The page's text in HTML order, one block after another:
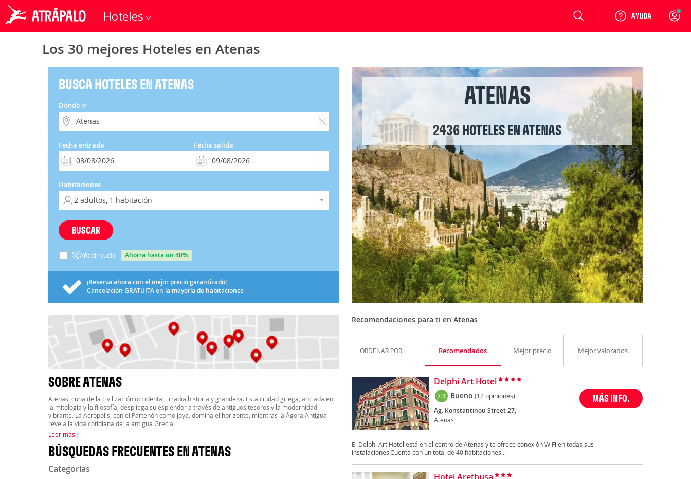
Hoteles Login
Los 30 mejores Hoteles en Atenas
BUSCA HOTELES EN ATENAS
Dónde ir
Fecha entrada Fecha salida
Habitaciones
BUSCAR
Añadir vuelo ahorra hasta un 40%
¡Reserva ahora con el mejor precio garantizado!
Cancelación GRATUITAen la mayoría de habitaciones
SOBRE ATENAS
Atenas, cuna de la civilización occidental, irradia historia y grandeza. Esta ciudad griega, anclada en
la mitología y la filosofía, despliega su esplendor a través de antiguos tesoros y la modernidad
vibrante. La Acrópolis, con el Partenón como joya, domina el horizonte, mientras la Ágora Antigua
revela la vida cotidiana de la antigua Grecia.
Leer más
BÚSQUEDAS FRECUENTES EN ATENAS
Categorías
ATENAS
2436 HOTELES EN ATENAS
Recomendaciones para ti en Atenas
ORDENAR POR: Recomendados Mejor precio Mejor valorados
Delphi Art Hotel
7.9 Bueno (12 opiniones)
Ag. Konstantinou Street 27,
Atenas
MÁS INFO.
El Delphi Art Hotel está en el centro de Atenas y te ofrece conexión WiFi en todas sus
instalaciones.Cuenta con un total de 40 habitaciones...